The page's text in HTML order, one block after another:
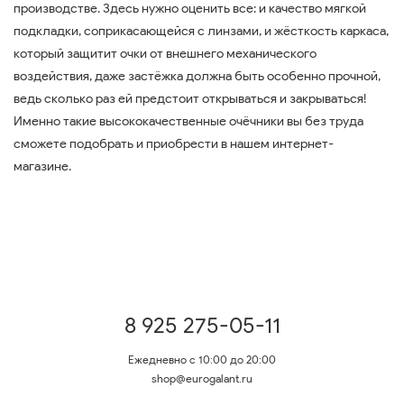
производстве. Здесь нужно оценить все: и качество мягкой
подкладки, соприкасающейся с линзами, и жёсткость каркаса,
который защитит очки от внешнего механического
воздействия, даже застёжка должна быть особенно прочной,
ведь сколько раз ей предстоит открываться и закрываться!
Именно такие высококачественные очёчники вы без труда
сможете подобрать и приобрести в нашем интернет-
магазине.
8 925 275-05-11
Ежедневно с 10:00 до 20:00
shop@eurogalant.ru